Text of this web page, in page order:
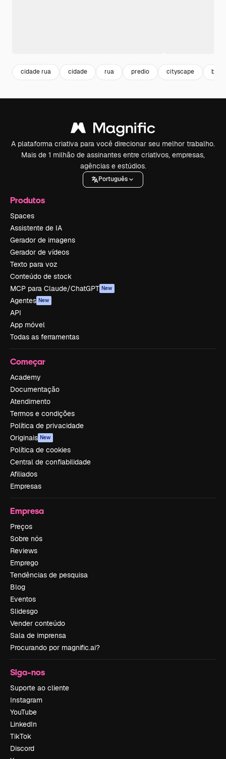
cidade rua cidade rua predio cityscape
A plataforma criativa para você direcionar seu melhor trabalho.
Mais de 1 milhão de assinantes entre criativos, empresas,
agências e estúdios.
Português
Produtos
Spaces
Assistente de IA
Gerador de imagens
Gerador de vídeos
Texto para voz
Conteúdo de stock
MCP para Claude/ChatGPT New
Agentes New
API
App móvel
Todas as ferramentas
Começar
Academy
Documentação
Atendimento
Termos e condições
Política de privacidade
Originais New
Política de cookies
Central de confiabilidade
Afiliados
Empresas
Empresa
Preços
Sobre nós
Reviews
Emprego
Tendências de pesquisa
Blog
Eventos
Slidesgo
Vender conteúdo
Sala de imprensa
Procurando por magnific.ai?
Siga-nos
Suporte ao cliente
Instagram
YouTube
LinkedIn
TikTok
Discord